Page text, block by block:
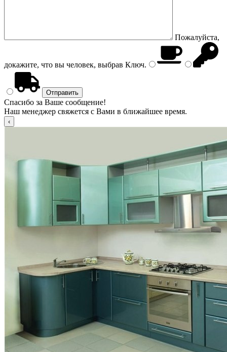
Пожалуйста,
докажите, что вы человек, выбрав Ключ.
Спасибо за Ваше сообщение!
Наш менеджер свяжется с Вами в ближайшее время.